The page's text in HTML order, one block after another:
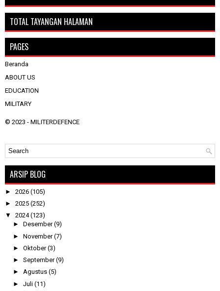
TOTAL TAYANGAN HALAMAN
PAGES
Beranda
ABOUT US
EDUCATION
MILITARY
© 2023 - MILITERDEFENCE
ARSIP BLOG
► 2026 (105)
► 2025 (252)
▼ 2024(123)
► Desember(9)
► November(7)
► Oktober(3)
► September(9)
► Agustus (5)
► Juli (11)